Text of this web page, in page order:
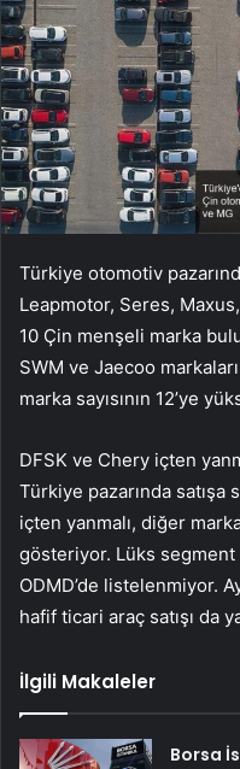
Türkiye otomotiv
Leapmotor, Seres,
10 Çin menşeli marka
SWM ve Jaecoo
marka sayısının 12’ye
DFSK ve Chery içten
Türkiye pazarında
içten yanmalı, diğer
gösteriyor. Lüks
ODMD’de listelenmiyor.
hafif ticari araç satışı da
İlgili Makaleler
Borsa